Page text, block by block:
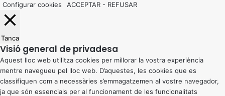
Configurar cookies
ACCEPTAR - REFUSAR
Tanca
Visió general de privadesa
Aquest lloc web utilitza cookies per millorar la vostra experiència
mentre navegueu pel lloc web. D’aquestes, les cookies que es
classifiquen com a necessàries s’emmagatzemen al vostre navegador,
ja que són essencials per al funcionament de les funcionalitats